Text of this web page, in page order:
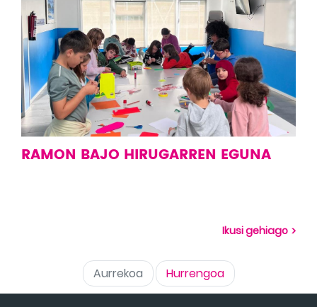
RAMON BAJO HIRUGARREN EGUNA
Ikusi gehiago
Aurrekoa Hurrengoa